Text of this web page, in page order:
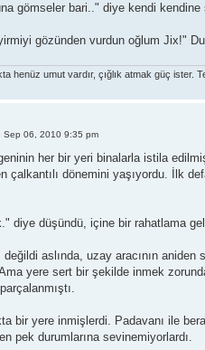
gömseler bari.." diye kendi
gözünden vurdun oğlum Jix!"
henüz umut vardır, çığlık atmak güç ister.
Sep 06, 2010 9:35 pm
her bir yeri binalarla istila
çalkantılı dönemini yaşıyordu. İlk
diye düşündü, içine bir rahatlama
aslında, uzay aracının aniden
yere sert bir şekilde inmek
bir yere inmişlerdi. Padavanı ile
pek durumlarına sevinemiyorlardı.